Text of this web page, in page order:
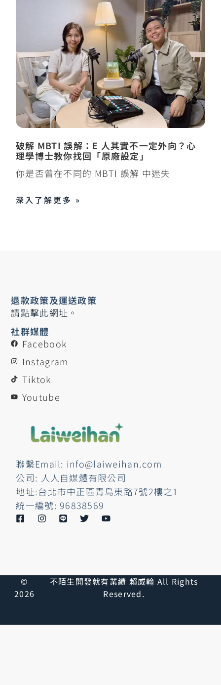
破解 MBTI 誤解：E 人其實不一定外向？心
理學博士教你找回「原廠設定」
你是否曾在不同的 MBTI 誤解 中迷失
深入了解更多 »
聯繫Email: info@laiweihan.com
公司: 人人自媒體有限公司
地址:台北市中正區青島東路7號2樓之1
統一編號: 96838569
社群媒體
Facebook
Instagram
Tiktok
Youtube
退款政策及運送政策
請點擊此網址。
©
2026
不陌生開發就有業績 賴威翰 All Rights
Reserved.